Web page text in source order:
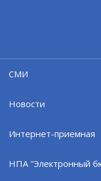
СМИ
Новости
Интернет-приемная
НПА "Электронный
18.02.26
Набор в